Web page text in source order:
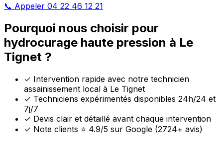
📞 Appeler 04 22 46 12 21
Pourquoi nous choisir pour
hydrocurage haute pression à Le
Tignet ?
✓ Intervention rapide avec notre technicien
assainissement local à Le Tignet
✓ Techniciens expérimentés disponibles 24h/24 et
7j/7
✓ Devis clair et détaillé avant chaque intervention
✓ Note clients ⭐ 4.9/5 sur Google (2724+ avis)